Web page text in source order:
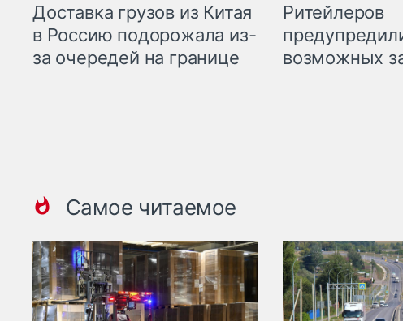
Доставка грузов из Китая
в Россию подорожала из-
за очередей на границе
Ритейлеров
возможных
Самое читаемое